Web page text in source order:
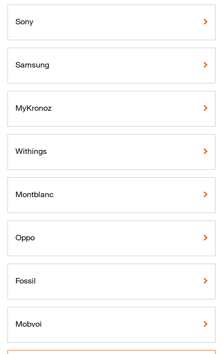
Sony
Samsung
MyKronoz
Withings
Montblanc
Oppo
Fossil
Mobvoi